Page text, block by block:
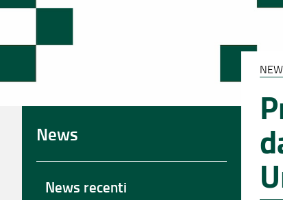
News
News recenti